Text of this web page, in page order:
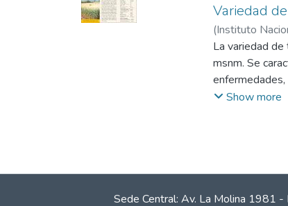
Variedad
(Instituto
La variedad
msnm. Se
henificado,
Show more
Sede Central: Av. La Molina 1981